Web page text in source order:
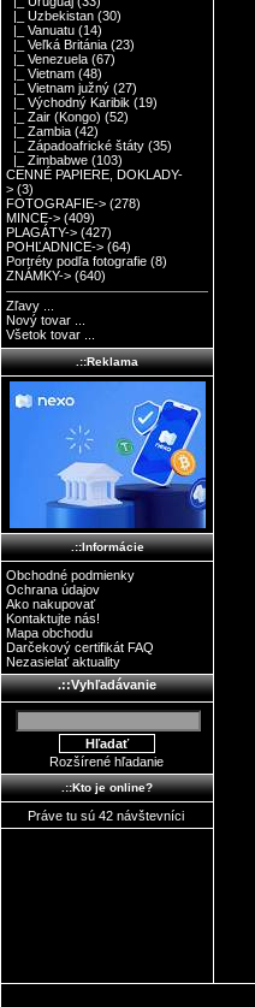
|_ Uzbekistan (30)
|_ Vanuatu (14)
|_ Veľká Británia (23)
|_ Venezuela (67)
|_ Vietnam (48)
|_ Vietnam južný (27)
|_ Východný Karibik (19)
|_ Zair (Kongo) (52)
|_ Zambia (42)
|_ Západoafrické štáty (35)
|_ Zimbabwe (103)
CENNÉ PAPIERE, DOKLADY-
> (3)
FOTOGRAFIE-> (278)
MINCE-> (409)
PLAGÁTY-> (427)
POHĽADNICE-> (64)
Portréty podľa fotografie (8)
ZNÁMKY-> (640)
Zľavy ...
Nový tovar ...
Všetok tovar ...
.::Reklama
.::Informácie
Obchodné podmienky
Ochrana údajov
Ako nakupovať
Kontaktujte nás!
Mapa obchodu
Darčekový certifikát FAQ
Nezasielať aktuality
.::Vyhľadávanie
Rozšírené hľadanie
.::Kto je online?
Práve tu sú 42 návštevníci